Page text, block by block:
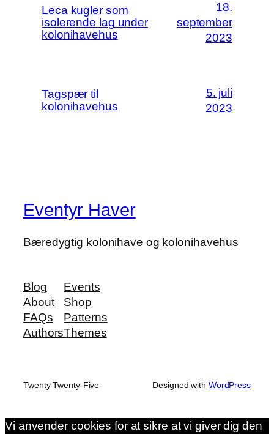
Leca kugler som
isolerende lag under
kolonihavehus
18.
september
2023
Tagspær til
kolonihavehus
5. juli
2023
Eventyr Haver
Bæredygtig kolonihave og kolonihavehus
Blog
About
FAQs
Authors
Events
Shop
Patterns
Themes
Twenty Twenty-Five Designed with WordPress
Vi anvender cookies for at sikre at vi giver dig den